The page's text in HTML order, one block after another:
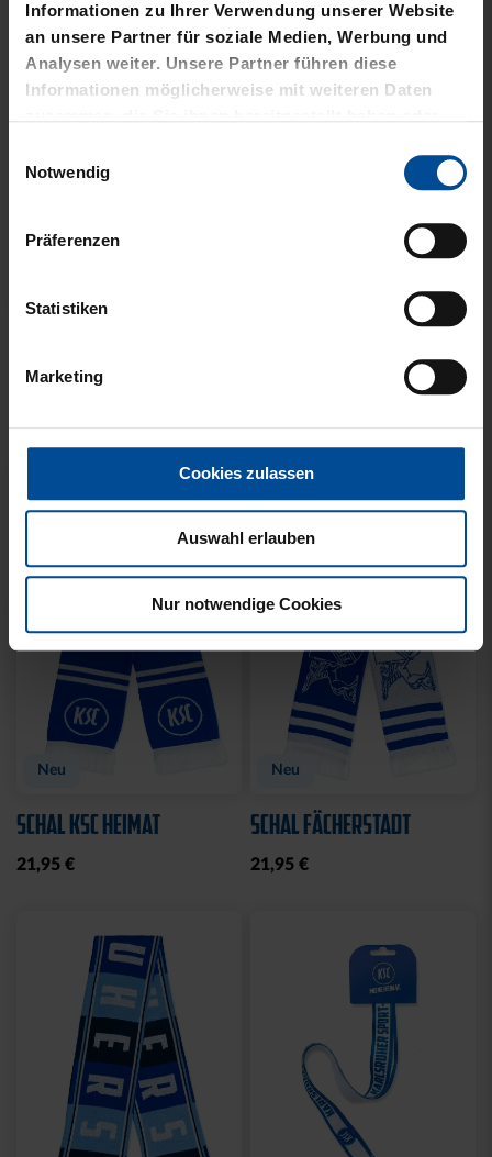
Informationen zu Ihrer Verwendung unserer Website
an unsere Partner für soziale Medien, Werbung und
Analysen weiter. Unsere Partner führen diese
Informationen möglicherweise mit weiteren Daten
gesammelt haben.
Notwendig
Präferenzen
Statistiken
Marketing
Cookies zulassen
Auswahl erlauben
Nur notwendige Cookies
KIDS
Neu
SCHAL KSC HEIMAT
21,95 €
Neu
SCHAL FÄCHERSTADT
21,95 €